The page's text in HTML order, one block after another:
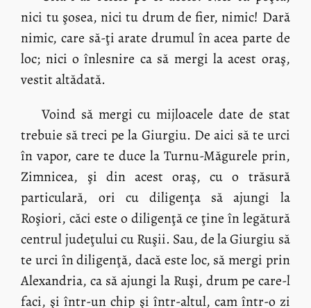
nici tu şosea, nici tu drum de fier, nimic! Dară
nimic, care să-ţi arate drumul în acea parte de
loc; nici o înlesnire ca să mergi la acest oraş,
vestit altădată.
Voind să mergi cu mijloacele date de stat
trebuie să treci pe la Giurgiu. De aici să te urci
în vapor, care te duce la Turnu-Măgurele prin,
Zimnicea, şi din acest oraş, cu o trăsură
particulară, ori cu diligenţa să ajungi la
Roşiori, căci este o diligenţă ce ţine în legătură
centrul judeţului cu Ruşii. Sau, de la Giurgiu să
te urci în diligenţă, dacă este loc, să mergi prin
Alexandria, ca să ajungi la Ruşi, drum pe care-l
faci, şi într-un chip şi într-altul, cam într-o zi